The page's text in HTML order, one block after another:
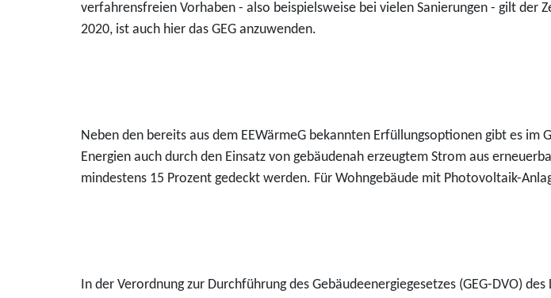
verfahrensfreien Vorhaben - also beispielsweise bei vielen Sanierungen - gilt der
2020, ist auch hier das GEG anzuwenden.
Neben den bereits aus dem EEWärmeG bekannten Erfüllungsoptionen gibt es
Energien auch durch den Einsatz von gebäudenah erzeugtem Strom aus
mindestens 15 Prozent gedeckt werden. Für Wohngebäude mit Photovoltaik-
In der Verordnung zur Durchführung des Gebäudeenergiegesetzes (GEG-DVO)